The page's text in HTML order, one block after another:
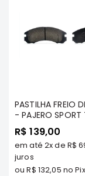
PASTILHA FREIO
- PAJERO SPORT
2012 / L200 GL /
QUADRADA
PISTAO DUPLO) /
FULL .../99 / LANCER
SPORTBACK
R$ 139,00
em até 2xde R$
juros
ouR$ 132,05 no